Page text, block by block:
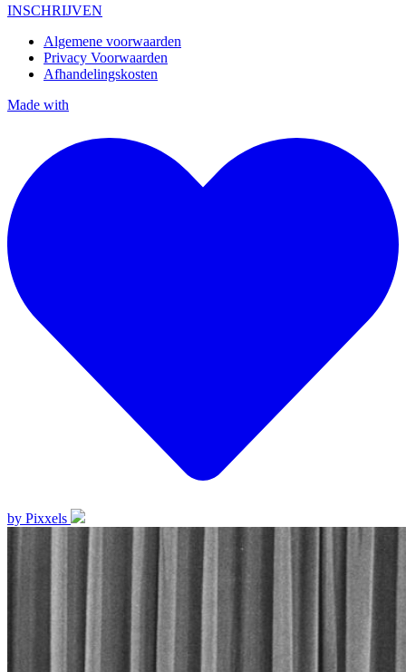
INSCHRIJVEN
Algemene voorwaarden
Privacy Voorwaarden
Afhandelingskosten
Made with
by Pixxels